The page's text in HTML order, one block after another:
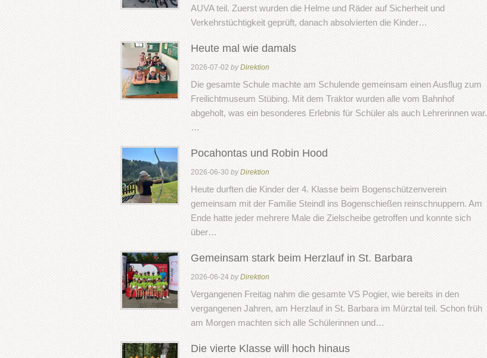
AUVA teil. Zuerst wurden die Helme und Räder auf Sicherheit und
Verkehrstüchtigkeit geprüft, danach absolvierten die Kinder…
Heute mal wie damals
2026-07-02 byDirektion
Die gesamte Schule machte am Schulende gemeinsam einen Ausflug zum
Freilichtmuseum Stübing. Mit dem Traktor wurden alle vom Bahnhof
abgeholt, was ein besonderes Erlebnis für Schüler als auch Lehrerinnen war.
…
Pocahontas und Robin Hood
2026-06-30 byDirektion
Heute durften die Kinder der 4. Klasse beim Bogenschützenverein
gemeinsam mit der Familie Steindl ins Bogenschießen reinschnuppern. Am
Ende hatte jeder mehrere Male die Zielscheibe getroffen und konnte sich
über…
Gemeinsam stark beim Herzlauf in St. Barbara
2026-06-24 byDirektion
Vergangenen Freitag nahm die gesamte VS Pogier, wie bereits in den
vergangenen Jahren, am Herzlauf in St. Barbara im Mürztal teil. Schon früh
am Morgen machten sich alle Schülerinnen und…
Die vierte Klasse will hoch hinaus